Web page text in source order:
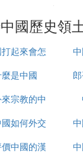
國歷史領
起來會怎
是中國
宗教的中
如何外交
中國的漢